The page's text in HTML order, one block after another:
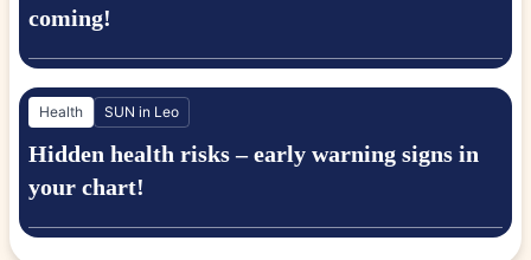
coming!
Health SUN in Leo
Hidden health risks – early warning signs in
your chart!